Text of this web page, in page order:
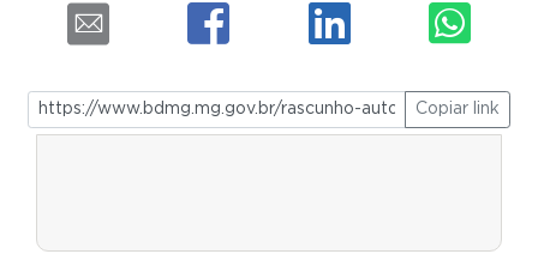
Copiar link